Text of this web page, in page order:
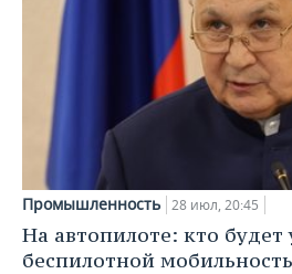
Промышленность 28 июл, 20:45
На автопилоте: кто будет
беспилотной